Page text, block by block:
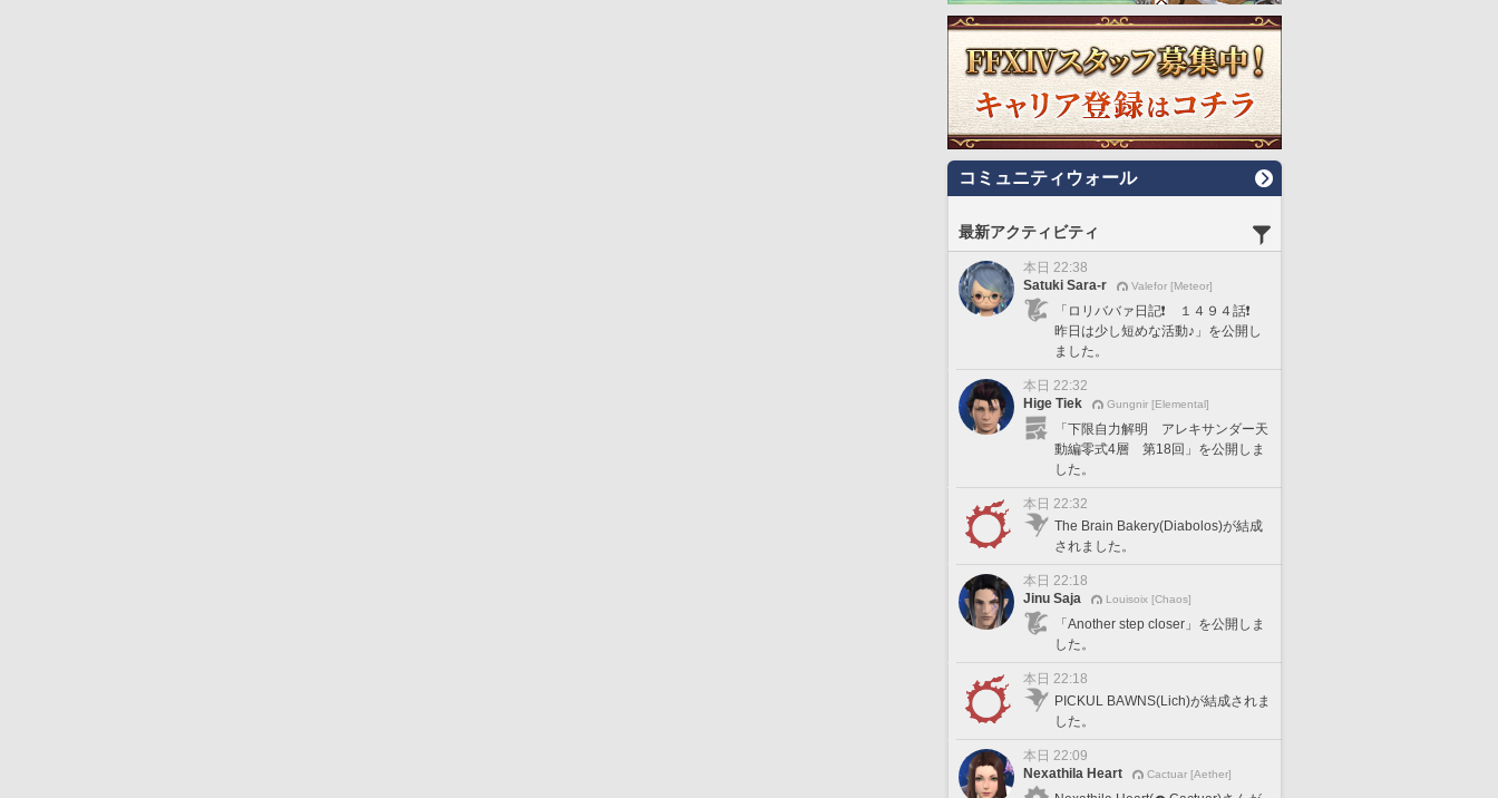
コミュニティウォール
最新アクティビティ
本日 22:38
Satuki Sara-r
Valefor [Meteor]
「ロリババァ日記❗️ １４９４話❗️
昨日は少し短めな活動♪」を公開し
ました。
本日 22:32
Hige Tiek
Gungnir [Elemental]
「下限自力解明 アレキサンダー天
動編零式4層 第18回」を公開しま
した。
本日 22:32
The Brain Bakery(Diabolos)が結成
されました。
本日 22:18
Jinu Saja
Louisoix [Chaos]
「Another step closer」を公開しま
した。
本日 22:18
PICKUL BAWNS(Lich)が結成されま
した。
本日 22:09
Nexathila Heart
Cactuar [Aether]